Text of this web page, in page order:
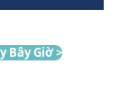
Bây Giờ >